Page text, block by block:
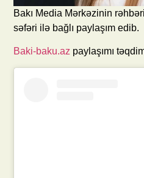
Bakı Media Mərkəzinin
səfəri ilə bağlı paylaşım edib.
Baki-baku.az paylaşımı